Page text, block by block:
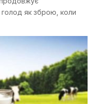
як зброю, коли